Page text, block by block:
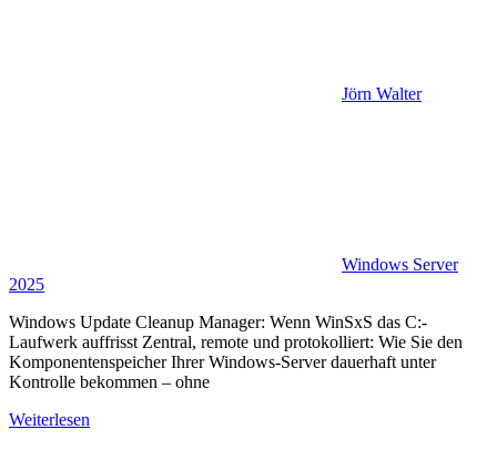
Jörn Walter
Windows Server
2025
Windows Update Cleanup Manager: Wenn WinSxS das C:-
Laufwerk auffrisst Zentral, remote und protokolliert: Wie Sie den
Komponentenspeicher Ihrer Windows-Server dauerhaft unter
Kontrolle bekommen – ohne
Weiterlesen